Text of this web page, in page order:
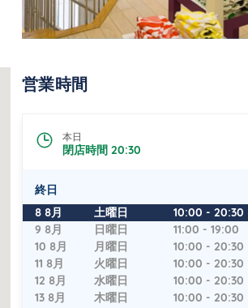
営業時間
本日
閉店時間20:30
終日
曜日 時間
8 8月 土曜日 10:00 -20:30
9 8月
日曜日 11:00 -19:00
10 8月
月曜日 10:00 - 20:30
11 8月
火曜日 10:00 - 20:30
12 8月
水曜日 10:00 - 20:30
13 8月
木曜日 10:00 - 20:30